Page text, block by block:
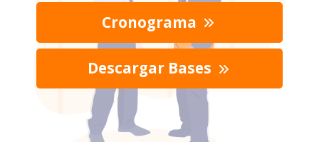
Cronograma
Descargar Bases